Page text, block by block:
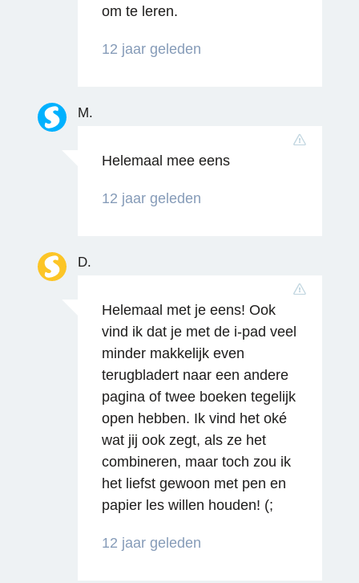
om te leren.
12 jaar geleden
Reageren
M.
Helemaal mee eens
12 jaar geleden
Reageren
D.
Helemaal met je eens! Ook
vind ik dat je met de i-pad veel
minder makkelijk even
terugbladert naar een andere
pagina of twee boeken tegelijk
open hebben. Ik vind het oké
wat jij ook zegt, als ze het
combineren, maar toch zou ik
het liefst gewoon met pen en
papier les willen houden! (;
12 jaar geleden